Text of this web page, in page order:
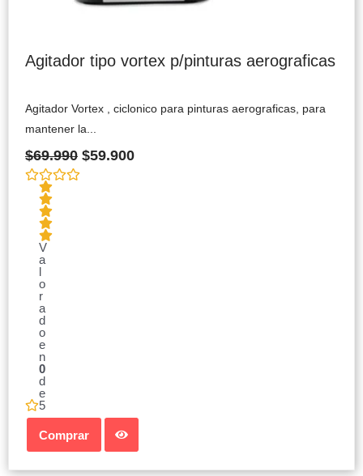
Agitador tipo vortex p/pinturas aerograficas
Agitador Vortex , ciclonico para pinturas aerograficas, para
mantener la...
$69.990 $59.900
V
a
o
r
a
d
o
e
n
0
d
e
5
Comprar